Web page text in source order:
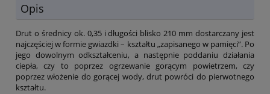
Opis
Drut o średnicy ok. 0,35 i długości blisko 210 mm dostarczany jest
najczęściej w formie gwiazdki – kształtu „zapisanego w pamięci”. Po
jego dowolnym odkształceniu, a następnie poddaniu działania
ciepła, czy to poprzez ogrzewanie gorącym powietrzem, czy
poprzez włożenie do gorącej wody, drut powróci do pierwotnego
kształtu.